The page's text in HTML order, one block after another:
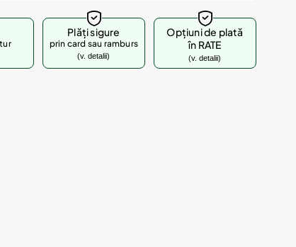
Plăți sigure
prin card sau ramburs
(v. detalii)
Opțiuni de plată
în RATE
(v. detalii)